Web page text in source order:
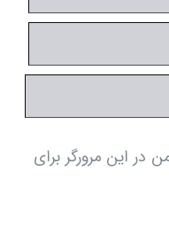
مرورگر برای